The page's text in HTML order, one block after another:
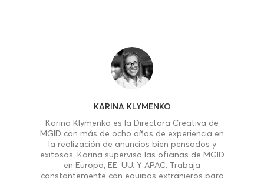
KARINA KLYMENKO
Karina Klymenko es la Directora Creativa de
MGID con más de ocho años de experiencia en
la realización de anuncios bien pensados y
exitosos. Karina supervisa las oficinas de MGID
en Europa, EE. UU. Y APAC. Trabaja
constantemente con equipos extranjeros para